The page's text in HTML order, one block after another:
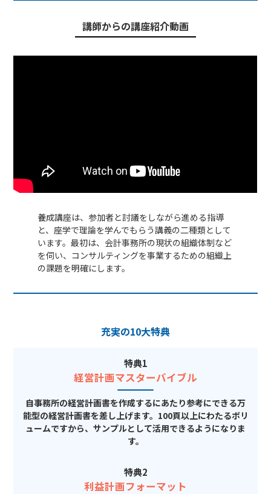
講師からの講座紹介動画
養成講座は、参加者と討議をしながら進める指導
と、座学で理論を学んでもらう講義の二種類として
います。最初は、会計事務所の現状の組織体制など
を伺い、コンサルティングを事業するための組織上
の課題を明確にします。
充実の10大特典
特典1
経営計画マスターバイブル
自事務所の経営計画書を作成するにあたり参考にできる万
能型の経営計画書を差し上げます。100頁以上にわたるボリ
ュームですから、サンプルとして活用できるようになりま
す。
特典2
利益計画フォーマット